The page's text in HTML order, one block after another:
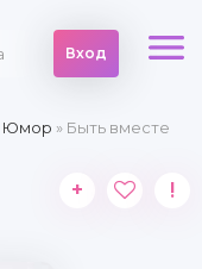
Вход
Юмор » Быть вместе
+ !